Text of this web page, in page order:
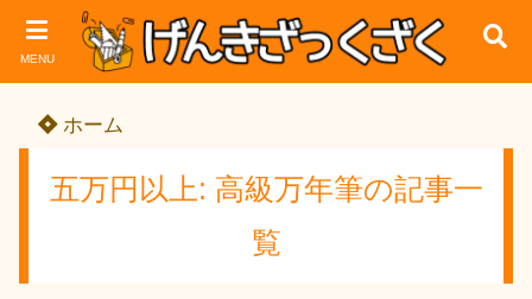
MENU
ホーム
五万円以上: 高級万年筆の記事一
覧